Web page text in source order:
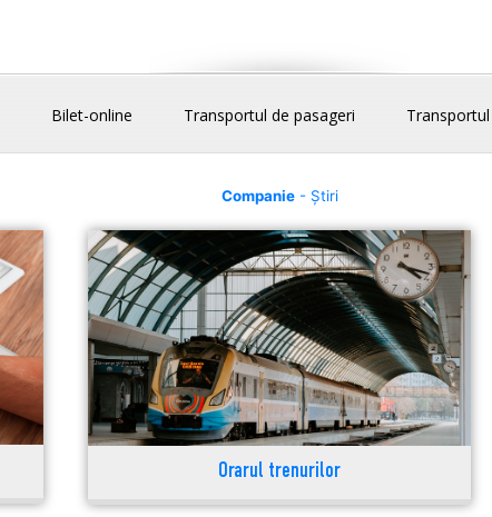
Bilet-online Transportul de pasageri
Companie- Știri
Orarul trenurilor